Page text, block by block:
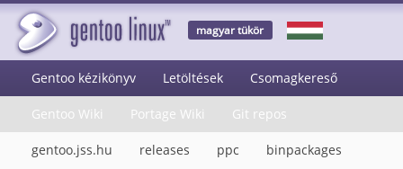
magyar tükör
Gentoo kézikönyv Letöltések Csomagkereső
Gentoo Wiki Portage Wiki Git repos
gentoo.jss.hu releases ppc binpackages